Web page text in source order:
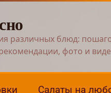
различных блюд:
фото и
Салаты на